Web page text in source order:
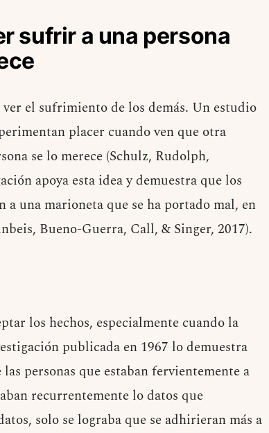
sufrir a una persona
el sufrimiento de los demás. Un estudio
placer cuando ven que otra
se lo merece (Schulz, Rudolph,
apoya esta idea y demuestra que los
a una marioneta que se ha portado mal, en
Bueno-Guerra, Call, & Singer, 2017).
los hechos, especialmente cuando la
publicada en 1967 lo demuestra
personas que estaban fervientemente a
recurrentemente lo datos que
solo se lograba que se adhirieran más a